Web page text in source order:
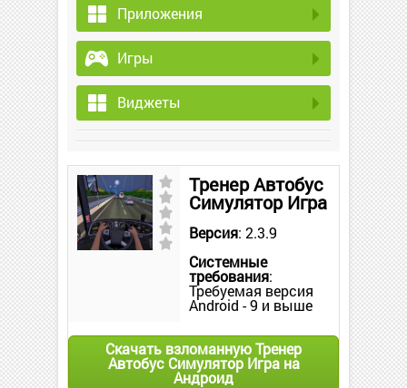
Приложения
Игры
Виджеты
Тренер Автобус
Симулятор Игра
Версия: 2.3.9
Системные
требования:
Требуемая версия
Android - 9 и выше
Скачать взломанную Тренер
Автобус Симулятор Игра на
Андроид